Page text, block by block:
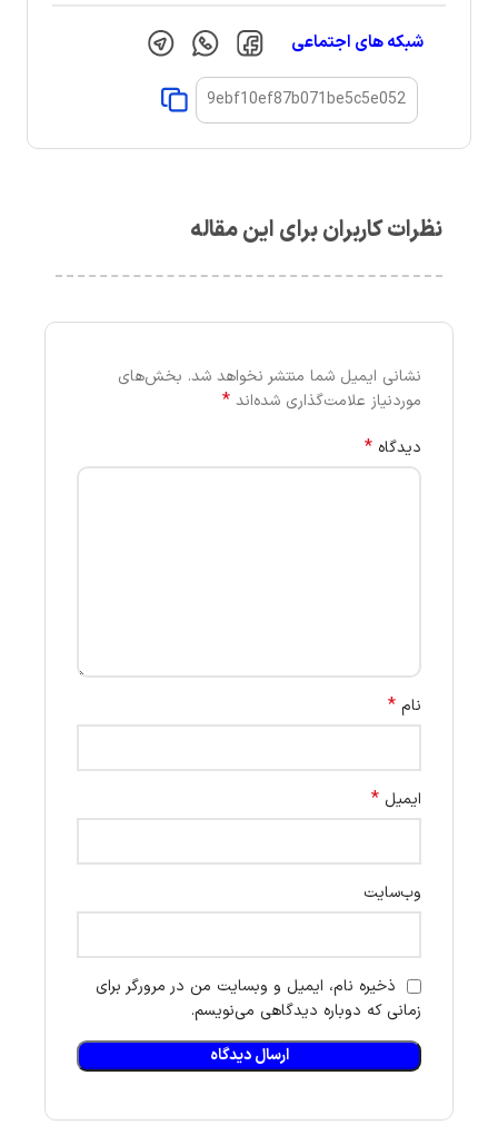
شبکه های اجتماعی
نظرات کاربران برای این مقاله
نشانی ایمیل شما منتشر نخواهد شد. بخش‌های
موردنیاز علامت‌گذاری شده‌اند *
دیدگاه *
نام *
ایمیل *
وب‌سایت
ذخیره نام، ایمیل و وبسایت من در مرورگر برای
زمانی که دوباره دیدگاهی می‌نویسم.